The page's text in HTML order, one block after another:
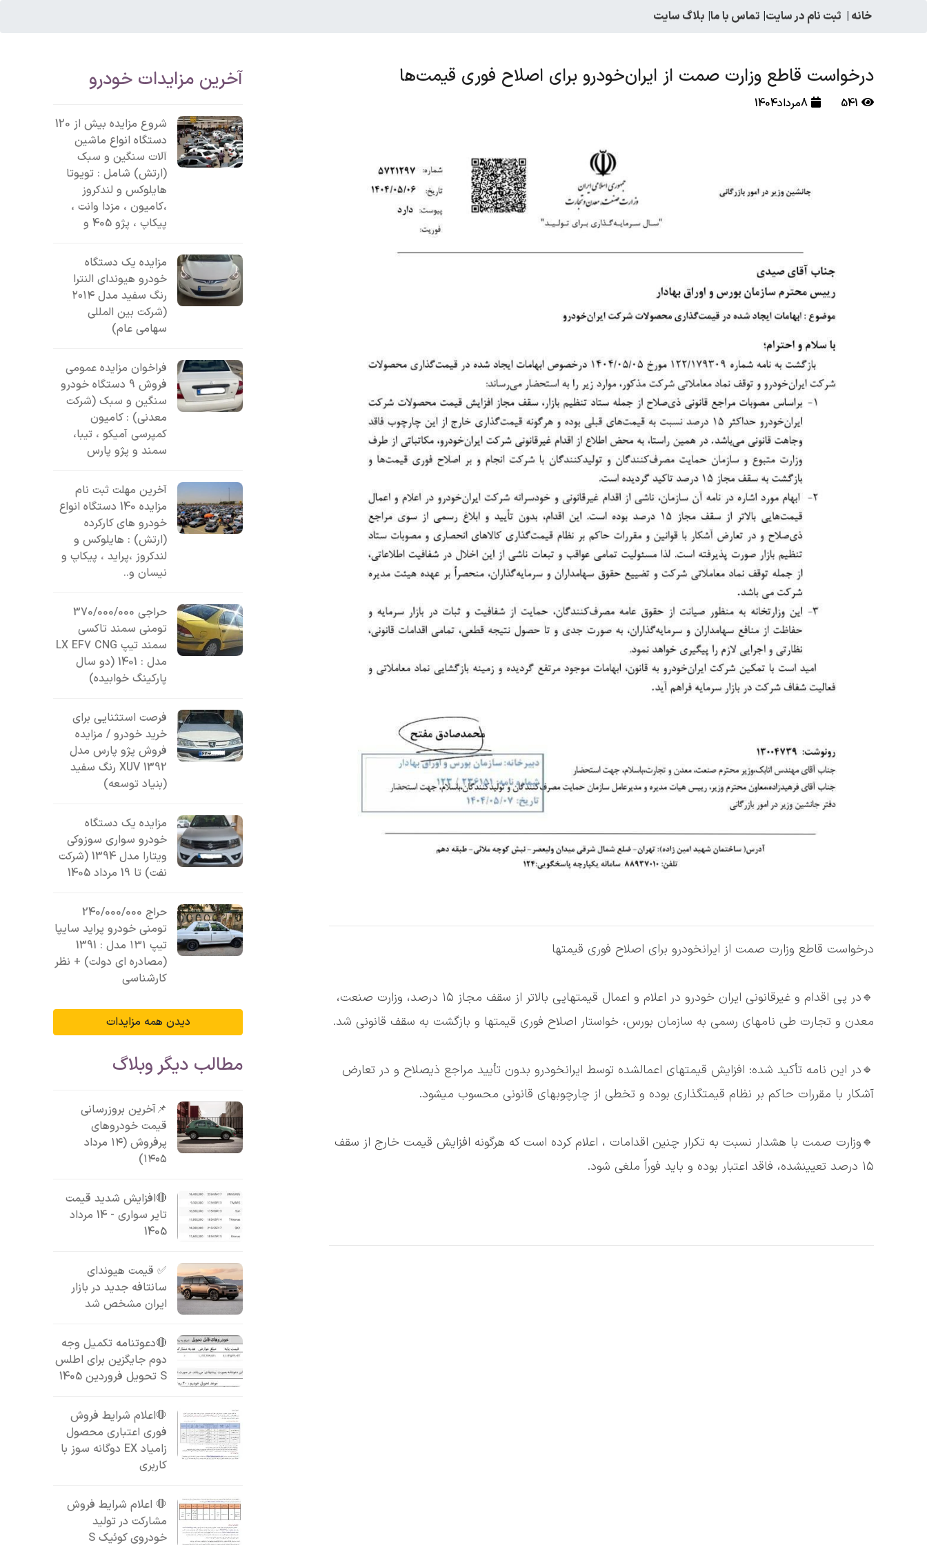
خانه | ثبت نام در سایت| تماس با ما| بلاگ سایت
درخواست قاطع وزارت صمت از ایران‌خودرو برای اصلاح فوری قیمت‌ها
541 8مرداد1404
درخواست قاطع وزارت صمت از ایرانخودرو برای اصلاح فوری قیمتها
🔹در پی اقدام و غیرقانونی ایران خودرو در اعلام و اعمال قیمتهایی بالاتر از سقف مجاز ۱۵ درصد، وزارت صنعت،
معدن و تجارت طی نامهای رسمی به سازمان بورس، خواستار اصلاح فوری قیمتها و بازگشت به سقف قانونی شد.
🔹در این نامه تأکید شده: افزایش قیمتهای اعمالشده توسط ایرانخودرو بدون تأیید مراجع ذیصلاح و در تعارض
آشکار با مقررات حاکم بر نظام قیمتگذاری بوده و تخطی از چارچوبهای قانونی محسوب میشود.
🔹وزارت صمت با هشدار نسبت به تکرار چنین اقدامات ، اعلام کرده است که هرگونه افزایش قیمت خارج از سقف
۱۵ درصد تعیینشده، فاقد اعتبار بوده و باید فوراً ملغی شود.
آخرین مزایدات خودرو
شروع مزایده بیش از 120
دستگاه انواع ماشین
آلات سنگین و سبک
(ارتش) شامل : تویوتا
هایلوکس و لندکروز
،کامیون ، مزدا وانت ،
پیکاپ ، پژو 405 و
مزایده یک دستگاه
خودرو هیوندای النترا
رنگ سفید مدل ۲۰۱۴
(شرکت بین المللی
سهامی عام)
فراخوان مزایده عمومی
فروش 9 دستگاه خودرو
سنگین و سبک (شرکت
معدنی) : کامیون
کمپرسی آمیکو ، تیبا،
سمند و پژو پارس
آخرین مهلت ثبت نام
مزایده 140 دستگاه انواع
خودرو های کارکرده
(ارتش) : هایلوکس و
لندکروز ،پراید ، پیکاپ و
نیسان و..
حراجی 370/000/000
تومنی سمند تاکسی
سمند تیپ LX EF7 CNG
مدل : 1401 (دو سال
پارکینگ خوابیده)
فرصت استثنایی برای
خرید خودرو / مزایده
فروش پژو پارس مدل
1392 XUV رنگ سفید
(بنیاد توسعه)
مزایده یک دستگاه
خودرو سواری سوزوکی
ویتارا مدل 1394 (شرکت
نفت) تا 19 مرداد 1405
حراج 240/000/000
تومنی خودرو پراید سایپا
تیپ ۱۳۱ مدل : 1391
(مصادره ای دولت) + نظر
کارشناسی
دیدن همه مزایدات
مطالب دیگر وبلاگ
📌آخرین بروزرسانی
قیمت خودروهای
پرفروش (۱۴ مرداد
۱۴۰۵)
🔴افزایش شدید قیمت
تایر سواری - 14 مرداد
1405
✅ قیمت هیوندای
سانتافه جدید در بازار
ایران مشخص شد
🔴دعوتنامه تکمیل وجه
دوم جایگزین برای اطلس
S تحویل فروردین 1405
🛑اعلام شرایط فروش
فوری اعتباری محصول
زامیاد EX دوگانه سوز با
کاربری
🛑 اعلام شرایط فروش
مشارکت در تولید
خودروی کوئیک S